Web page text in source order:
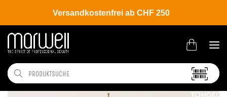
Versandkostenfrei ab CHF 250